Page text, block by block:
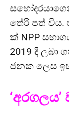
තේරී පත් විය.
ක් NPP
2019 දී ලබා
ජනක ලෙස
‘අරගලය’